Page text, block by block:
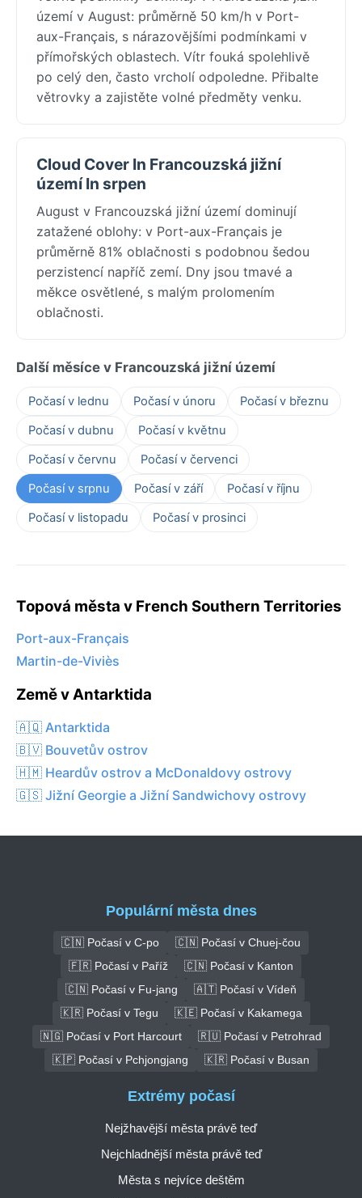
území v August: průměrně 50 km/h v Port-
aux-Français, s nárazovějšími podmínkami v
přímořských oblastech. Vítr fouká spolehlivě
po celý den, často vrcholí odpoledne. Přibalte
větrovky a zajistěte volné předměty venku.
Cloud Cover In Francouzská jižní
území In srpen
August v Francouzská jižní území dominují
zatažené oblohy: v Port-aux-Français je
průměrně 81% oblačnosti s podobnou šedou
perzistencí napříč zemí. Dny jsou tmavé a
měkce osvětlené, s malým prolomením
oblačnosti.
Další měsíce v Francouzská jižní území
Počasí v lednu Počasí v únoru
Počasí v březnu
Počasí v dubnu
Počasí v květnu
Počasí v červnu
Počasí v červenci
Počasí v srpnu
Počasí v září
Počasí v říjnu
Počasí v listopadu
Počasí v prosinci
Topová města v French Southern Territories
Port-aux-Français
Martin-de-Viviès
Země v Antarktida
🇦🇶 Antarktida
🇧🇻 Bouvetův ostrov
🇭🇲 Heardův ostrov a McDonaldovy ostrovy
🇬🇸 Jižní Georgie a Jižní Sandwichovy ostrovy
Populární města dnes
🇨🇳 Počasí v C-po
🇨🇳 Počasí v Chuej-čou
🇫🇷 Počasí v Paříž
🇨🇳 Počasí v Kanton
🇨🇳 Počasí v Fu-jang
🇦🇹 Počasí v Vídeň
🇰🇷 Počasí v Tegu
🇰🇪 Počasí v Kakamega
🇳🇬 Počasí v Port Harcourt
🇷🇺 Počasí v Petrohrad
🇰🇵 Počasí v Pchjongjang
🇰🇷 Počasí v Busan
Extrémy počasí
Nejžhavější města právě teď
Nejchladnější města právě teď
Města s nejvíce deštěm